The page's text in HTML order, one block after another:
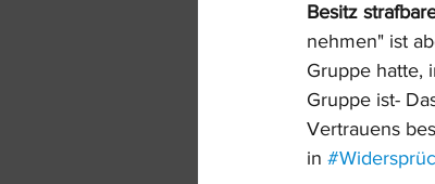
Besitz
nehmen" ist
Gruppe hatte,
Gruppe ist-
Vertrauens
in